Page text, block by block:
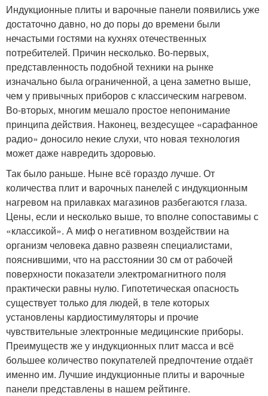
Индукционные плиты и варочные панели появились уже
достаточно давно, но до поры до времени были
нечастыми гостями на кухнях отечественных
потребителей. Причин несколько. Во-первых,
представленность подобной техники на рынке
изначально была ограниченной, а цена заметно выше,
чем у привычных приборов с классическим нагревом.
Во-вторых, многим мешало простое непонимание
принципа действия. Наконец, вездесущее «сарафанное
радио» доносило некие слухи, что новая технология
может даже навредить здоровью.
Так было раньше. Ныне всё гораздо лучше. От
количества плит и варочных панелей с индукционным
нагревом на прилавках магазинов разбегаются глаза.
Цены, если и несколько выше, то вполне сопоставимы с
«классикой». А миф о негативном воздействии на
организм человека давно развеян специалистами,
пояснившими, что на расстоянии 30 см от рабочей
поверхности показатели электромагнитного поля
практически равны нулю. Гипотетическая опасность
существует только для людей, в теле которых
установлены кардиостимуляторы и прочие
чувствительные электронные медицинские приборы.
Преимуществ же у индукционных плит масса и всё
большее количество покупателей предпочтение отдаёт
именно им. Лучшие индукционные плиты и варочные
панели представлены в нашем рейтинге.